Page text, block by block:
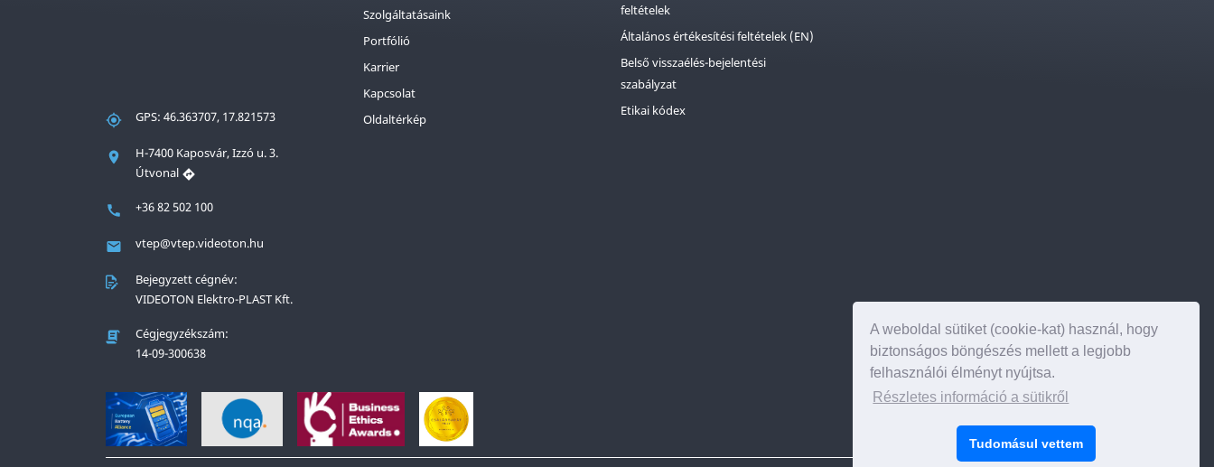
A weboldal sütiket (cookie-kat) használ, hogy
biztonságos böngészés mellett a legjobb
felhasználói élményt nyújtsa.
Részletes információ a sütikről
Tudomásul vettem
GPS: 46.363707, 17.821573
H-7400 Kaposvár, Izzó u. 3.
Útvonal
+36 82 502 100
vtep@vtep.videoton.hu
Bejegyzett cégnév:
VIDEOTON Elektro-PLAST Kft.
Cégjegyzékszám:
14-09-300638
Szolgáltatásaink
Portfólió
Karrier
Kapcsolat
Oldaltérkép
feltételek
Általános értékesítési feltételek (EN)
Belső visszaélés-bejelentési
szabályzat
Etikai kódex